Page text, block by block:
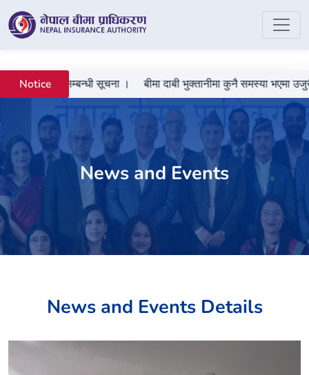
Notice
गराउने सम्बन्धी सूचना । बीमा दाबी भुक्तानीमा कुनै समस्या भएमा उजुरी
News and Events
News and Events Details